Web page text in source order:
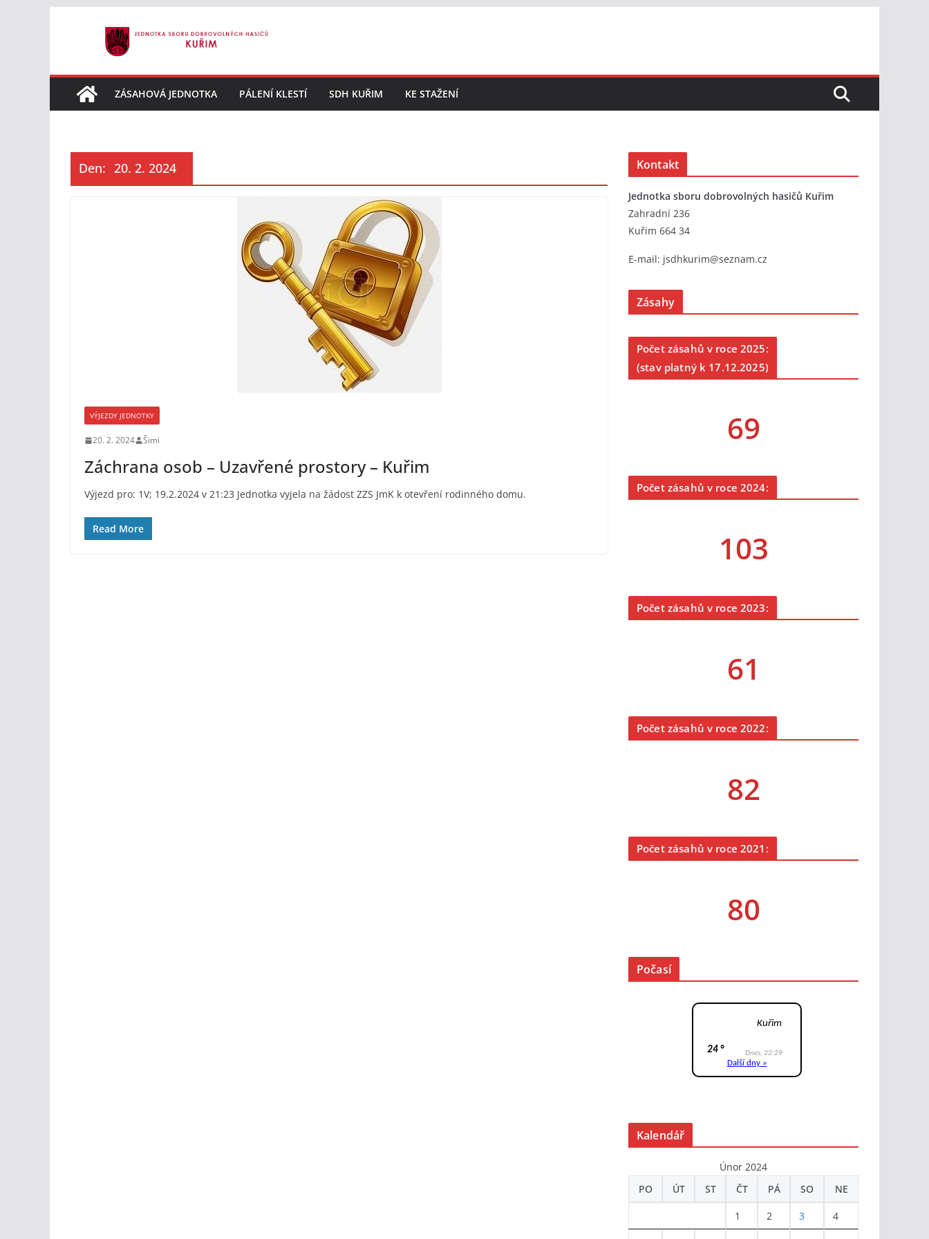
ZÁSAHOVÁ JEDNOTKA PÁLENÍ KLESTÍ SDH KUŘIM KE STAŽENÍ
Den: 20. 2. 2024
VÝJEZDY JEDNOTKY
20. 2. 2024 Šimi
Záchrana osob – Uzavřené prostory – Kuřim
Výjezd pro: 1V; 19.2.2024 v 21:23 Jednotka vyjela na žádost ZZS JmK k otevření rodinného domu.
Read More
Kontakt
Jednotka sboru dobrovolných hasičů Kuřim
Zahradní 236
Kuřim 664 34
E-mail: jsdhkurim@seznam.cz
Zásahy
Počet zásahů v roce 2025:
(stav platný k 17.12.2025)
69
Počet zásahů v roce 2024:
103
Počet zásahů v roce 2023:
61
Počet zásahů v roce 2022:
82
Počet zásahů v roce 2021:
80
Počasí
Kalendář
Únor 2024
PO
ÚT ST ČT PÁ SO NE
1 2 3 4